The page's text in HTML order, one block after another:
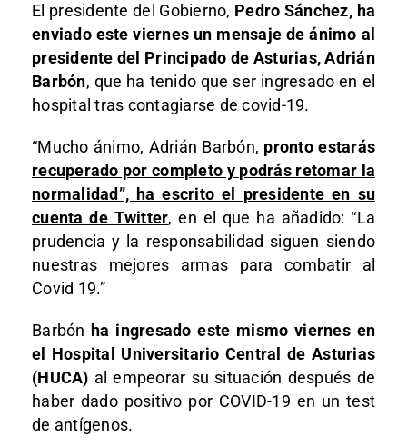
El presidente del Gobierno, Pedro Sánchez, ha
enviado este viernes un mensaje de ánimo al
presidente del Principado de Asturias, Adrián
Barbón, que ha tenido que ser ingresado en el
hospital tras contagiarse de covid-19.
“Mucho ánimo, Adrián Barbón, pronto estarás
recuperado por completo y podrás retomar la
normalidad”, ha escrito el presidente en su
cuenta de Twitter, en el que ha añadido: “La
prudencia y la responsabilidad siguen siendo
nuestras mejores armas para combatir al
Covid 19.”
Barbón ha ingresado este mismo viernes en
el Hospital Universitario Central de Asturias
(HUCA) al empeorar su situación después de
haber dado positivo por COVID-19 en un test
de antígenos.